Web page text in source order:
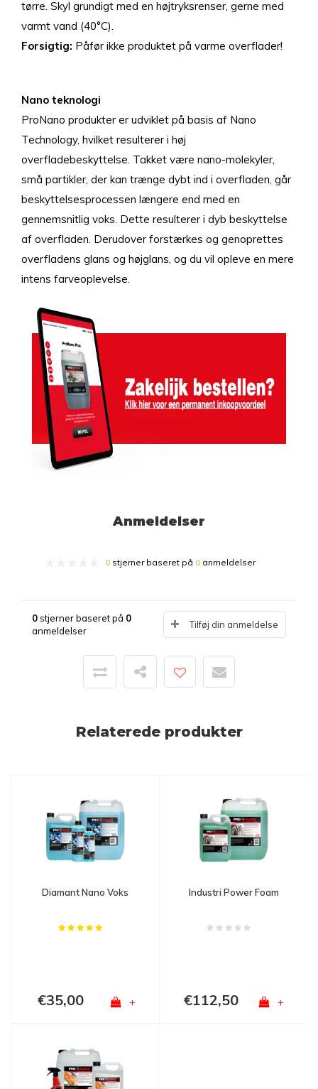
tørre. Skyl grundigt med en højtryksrenser, gerne med
varmt vand (40°C).
Forsigtig: Påfør ikke produktet på varme overflader!
Nano teknologi
ProNano produkter er udviklet på basis af Nano
Technology, hvilket resulterer i høj
overfladebeskyttelse. Takket være nano-molekyler,
små partikler, der kan trænge dybt ind i overfladen, går
beskyttelsesprocessen længere end med en
gennemsnitlig voks. Dette resulterer i dyb beskyttelse
af overfladen. Derudover forstærkes og genoprettes
overfladens glans og højglans, og du vil opleve en mere
intens farveoplevelse.
Anmeldelser
0 stjerner baseret på 0 anmeldelser
0stjerner baseret på 0
anmeldelser
Tilføj din anmeldelse
Relaterede produkter
Diamant Nano Voks
€35,00 +
Industri Power Foam
€112,50 +